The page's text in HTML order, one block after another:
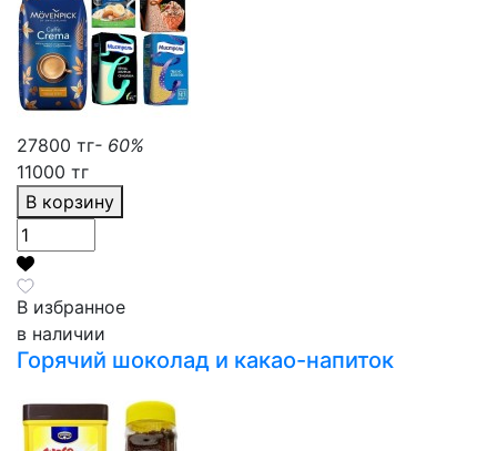
27800 тг- 60%
11000 тг
В корзину
В избранное
в наличии
Горячий шоколад и какао-напиток